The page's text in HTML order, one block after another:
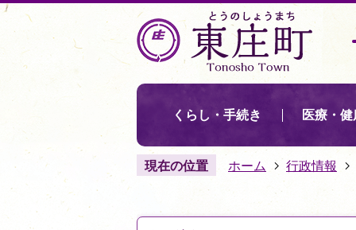
くらし・手続き 医療・
現在の位置 ホーム 行政情報